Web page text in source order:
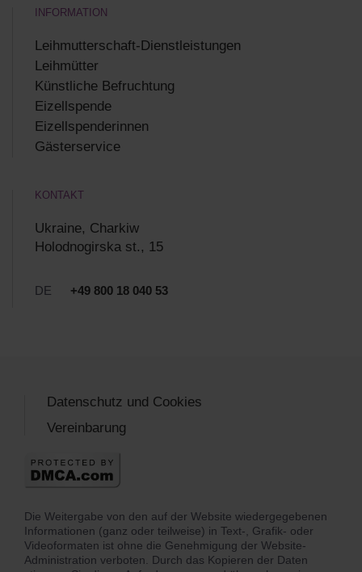
INFORMATION
Leihmutterschaft-Dienstleistungen
Leihmütter
Künstliche Befruchtung
Eizellspende
Eizellspenderinnen
Gästerservice
KONTAKT
Ukraine, Charkiw
Holodnogirska st., 15
DE +49 800 18 040 53
Die Weitergabe von den auf der Website wiedergegebenen
Informationen (ganz oder teilweise) in Text-, Grafik- oder
Videoformaten ist ohne die Genehmigung der Website-
Administration verboten. Durch das Kopieren der Daten
Datenschutz und Cookies
Vereinbarung